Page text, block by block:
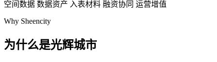
空间数据 数据资产 入表材料 融资协同 运营增值
Why Sheencity
为什么是光辉城市